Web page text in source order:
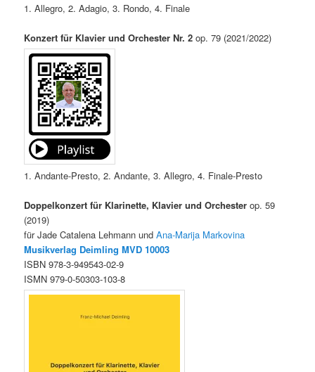
1. Allegro, 2. Adagio, 3. Rondo, 4. Finale
Konzert für Klavier und Orchester Nr. 2op. 79 (2021/2022)
1. Andante-Presto, 2. Andante, 3. Allegro, 4. Finale-Presto
Doppelkonzert für Klarinette, Klavier und Orchester op. 59
(2019)
für Jade Catalena Lehmann undAna-Marija Markovina
Musikverlag Deimling MVD 10003
ISBN 978-3-949543-02-9
ISMN 979-0-50303-103-8